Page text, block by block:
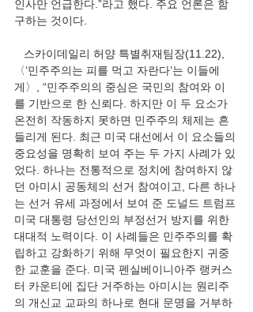
인사만 언급한다.”라고 했다. 주요 언론은 함
구하는 것이다.
스카이데일리 허양 특별취재팀장(11.22),
〈‘민주주의는 피를 먹고 자란다’는 이들에
게〉, “민주주의의 중심은 국민의 참여와 이
를 기반으로 한 신뢰다. 하지만 이 두 요소가
온전히 작동하지 못하면 민주주의 체제는 흔
들리게 된다. 최근 미국 대선에서 이 요소들의
중요성을 명확히 보여 주는 두 가지 사례가 있
었다. 하나는 전통적으로 정치에 참여하지 않
던 아미시 공동체의 선거 참여이고, 다른 하나
는 선거 유세 과정에서 보여 준 도널드 트럼프
미국 대통령 당선인의 부정선거 방지를 위한
대대적 노력이다. 이 사례들은 민주주의를 확
립하고 강화하기 위해 무엇이 필요한지 귀중
한 교훈을 준다. 미국 펜실베이니아주 랭커스
터 카운티에 집단 거주하는 아미시는 원리주
의 개신교 교파의 하나로 현대 문명을 거부하